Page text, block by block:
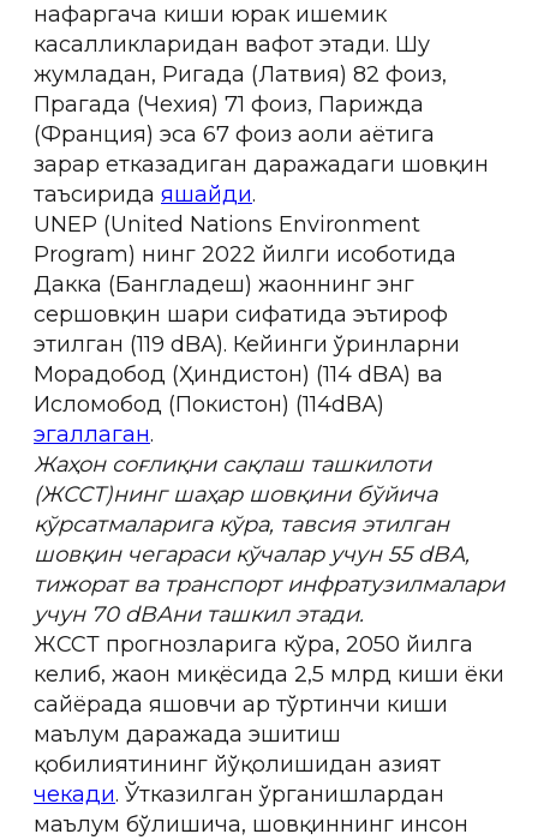
нафаргача киши юрак ишемик
касалликларидан вафот этади. Шу
жумладан, Ригада (Латвия) 82 фоиз,
Прагада (Чехия) 71 фоиз, Парижда
(Франция) эса 67 фоиз аҳоли ҳаётига
зарар етказадиган даражадаги шовқин
таъсирида яшайди.
UNEP (United Nations Environment
Program) нинг 2022 йилги ҳисоботида
Дакка (Бангладеш) жаҳоннинг энг
сершовқин шаҳри сифатида эътироф
этилган (119 dBА). Кейинги ўринларни
Морадобод (Ҳиндистон) (114 dBА) ва
Исломобод (Покистон) (114dBА)
эгаллаган.
Жаҳон соғлиқни сақлаш ташкилоти
(ЖССТ)нинг шаҳар шовқини бўйича
кўрсатмаларига кўра, тавсия этилган
шовқин чегараси кўчалар учун 55 dBА,
тижорат ва транспорт инфратузилмалари
учун 70 dBАни ташкил этади.
ЖССТ прогнозларига кўра, 2050 йилга
келиб, жаҳон миқёсида 2,5 млрд киши ёки
сайёрада яшовчи ҳар тўртинчи киши
маълум даражада эшитиш
қобилиятининг йўқолишидан азият
чекади. Ўтказилган ўрганишлардан
маълум бўлишича, шовқиннинг инсон